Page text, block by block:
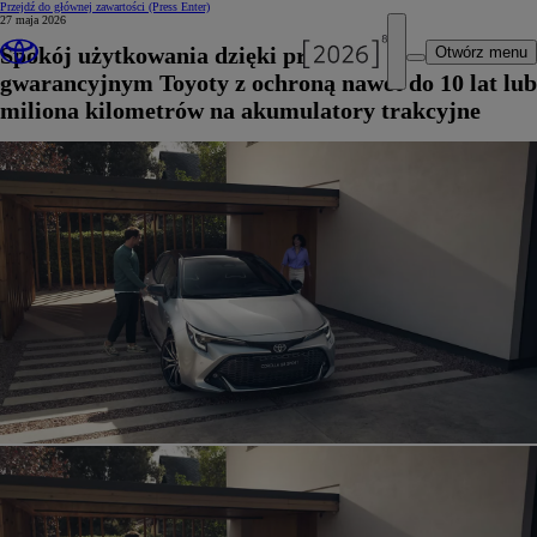
Przejdź do głównej zawartości (Press Enter)
Otwórz menu
27 maja 2026
Spokój użytkowania dzięki programom
gwarancyjnym Toyoty z ochroną nawet do 10 lat lub
miliona kilometrów na akumulatory trakcyjne